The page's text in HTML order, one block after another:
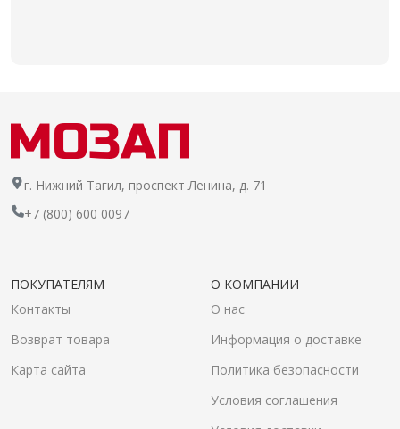
г. Нижний Тагил, проспект Ленина, д. 71
+7 (800) 600 0097
ПОКУПАТЕЛЯМ
Контакты
Возврат товара
Карта сайта
О КОМПАНИИ
О нас
Информация о доставке
Политика безопасности
Условия соглашения